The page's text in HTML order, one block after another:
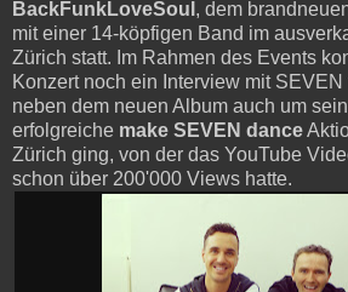
BackFunkLoveSoul , dem
mit einer 14-köpfigen Band im
Zürich statt. Im Rahmen des Events
Konzert noch ein Interview mit
neben dem neuen Album auch um
erfolgreiche make SEVEN dance
Zürich ging, von der das YouTube
schon über 200'000 Views hatte.